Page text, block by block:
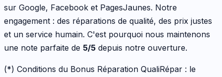
sur Google, Facebook et PagesJaunes. Notre
engagement : des réparations de qualité, des prix justes
et un service humain. C'est pourquoi nous maintenons
une note parfaite de 5/5 depuis notre ouverture.
(*) Conditions du Bonus Réparation QualiRépar : le